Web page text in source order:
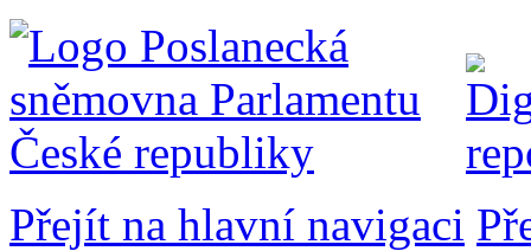
Přejít na hlavní navigaci